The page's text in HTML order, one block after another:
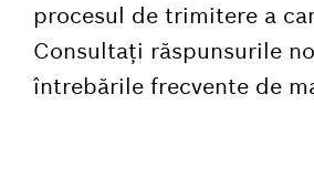
procesul de trimitere a
Consultați răspunsurile
întrebările frecvente de